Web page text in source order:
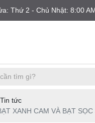
Thứ 2 - Chủ Nhật: 8:00
Tin tức
XANH CAM VÀ BẠT SỌC